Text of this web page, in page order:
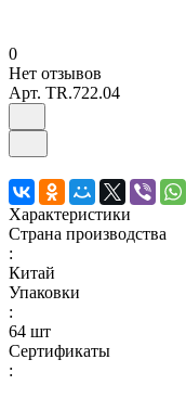
0
Нет отзывов
Арт. TR.722.04
Характеристики
Страна производства
:
Китай
Упаковки
:
64 шт
Сертификаты
: